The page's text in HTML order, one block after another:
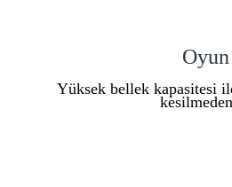
Yüksek bellek kapasitesi ile